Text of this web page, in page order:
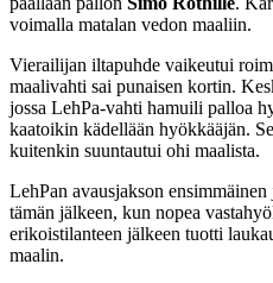
voimalla matalan vedon maaliin.
Vierailijan iltapuhde vaikeutui
maalivahti sai punaisen kortin.
jossa LehPa-vahti hamuili palloa
kaatoikin kädellään hyökkääjän.
kuitenkin suuntautui ohi maalista.
LehPan avausjakson
tämän jälkeen, kun nopea
erikoistilanteen jälkeen tuotti
maalin.